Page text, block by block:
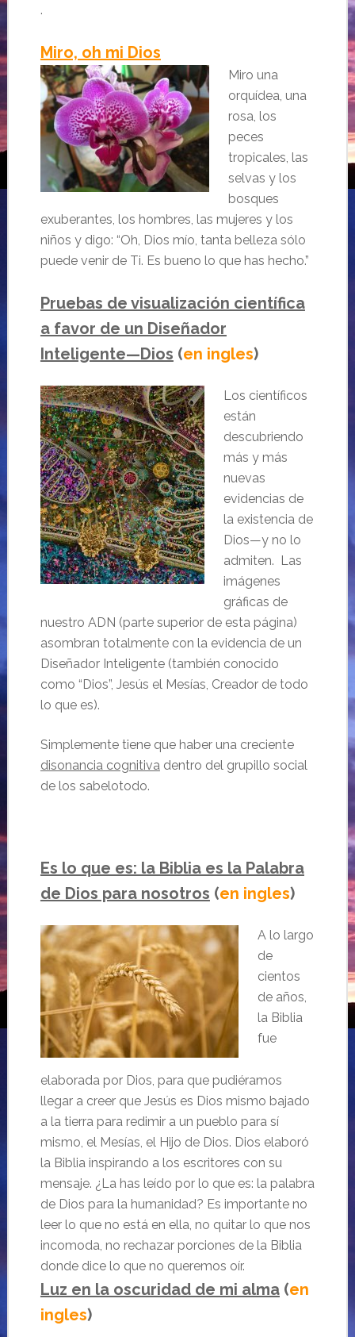
.
Miro, oh mi Dios
Miro una
orquídea, una
rosa, los
peces
tropicales, las
selvas y los
bosques
exuberantes, los hombres, las mujeres y los
niños y digo: “Oh, Dios mío, tanta belleza sólo
puede venir de Ti. Es bueno lo que has hecho.”
Pruebas de visualización científica
a favor de un Diseñador
Inteligente—Dios (en ingles)
Los científicos
están
descubriendo
más y más
nuevas
evidencias de
la existencia de
Dios—y no lo
admiten. Las
imágenes
gráficas de
nuestro ADN (parte superior de esta página)
asombran totalmente con la evidencia de un
Diseñador Inteligente (también conocido
como “Dios”, Jesús el Mesías, Creador de todo
lo que es).
Simplemente tiene que haber una creciente
disonancia cognitiva dentro del grupillo social
de los sabelotodo.
Es lo que es: la Biblia es la Palabra
de Dios para nosotros (en ingles)
A lo largo
de
cientos
de años,
la Biblia
fue
elaborada por Dios, para que pudiéramos
llegar a creer que Jesús es Dios mismo bajado
a la tierra para redimir a un pueblo para sí
mismo, el Mesías, el Hijo de Dios. Dios elaboró
la Biblia inspirando a los escritores con su
mensaje. ¿La has leído por lo que es: la palabra
de Dios para la humanidad? Es importante no
leer lo que no está en ella, no quitar lo que nos
incomoda, no rechazar porciones de la Biblia
donde dice lo que no queremos oír.
Luz en la oscuridad de mi alma(en
ingles)